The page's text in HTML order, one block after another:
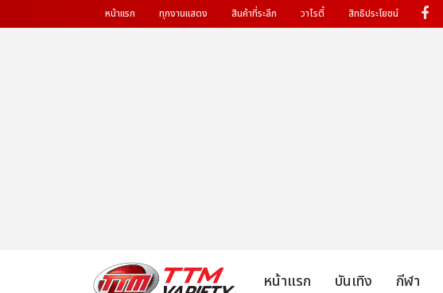
หน้าแรก ทุกงานแสดง สินค้าที่ระลึก วาไรตี้ สิทธิประโยชน์
หน้าแรก บันเทิง กีฬา